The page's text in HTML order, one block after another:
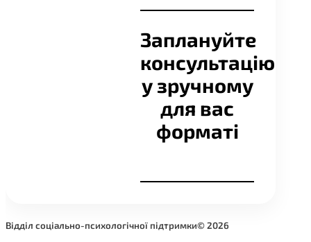
Заплануйте
консультацію
у зручному
для вас
форматі
Відділ соціально-психологічної підтримки©️ 2026